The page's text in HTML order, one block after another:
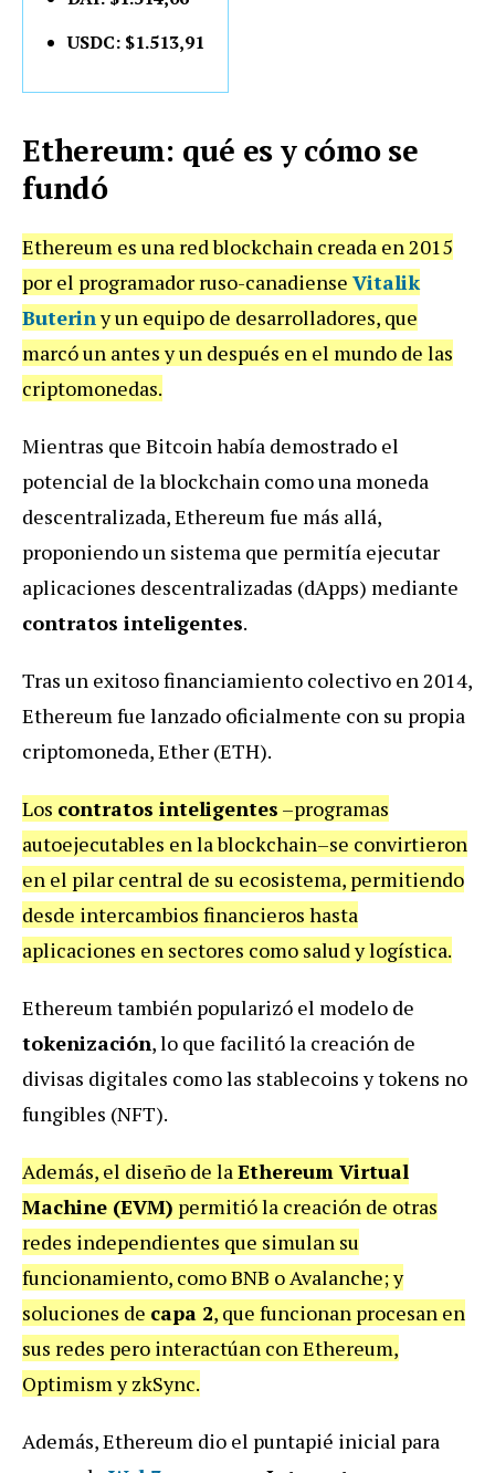
USDC: $1.513,91
Ethereum: qué es y cómo se
fundó
Ethereum es una red blockchain creada en 2015
por el programador ruso-canadiense Vitalik
Buteriny un equipo de desarrolladores, que
marcó un antes y un después en el mundo de las
criptomonedas.
Mientras que Bitcoin había demostrado el
potencial de la blockchain como una moneda
descentralizada, Ethereum fue más allá,
proponiendo un sistema que permitía ejecutar
aplicaciones descentralizadas (dApps) mediante
contratos inteligentes.
Tras un exitoso financiamiento colectivo en 2014,
Ethereum fue lanzado oficialmente con su propia
criptomoneda, Ether (ETH).
Los contratos inteligentes –programas
autoejecutables en la blockchain–se convirtieron
en el pilar central de su ecosistema, permitiendo
desde intercambios financieros hasta
aplicaciones en sectores como salud y logística.
Ethereum también popularizó el modelo de
tokenización, lo que facilitó la creación de
divisas digitales como las stablecoins y tokens no
fungibles (NFT).
Además, el diseño de laEthereum Virtual
Machine (EVM) permitió la creación de otras
redes independientes que simulan su
funcionamiento, como BNB o Avalanche; y
soluciones de capa 2, que funcionan procesan en
sus redes pero interactúan con Ethereum,
Optimism y zkSync.
Además, Ethereum dio el puntapié inicial para